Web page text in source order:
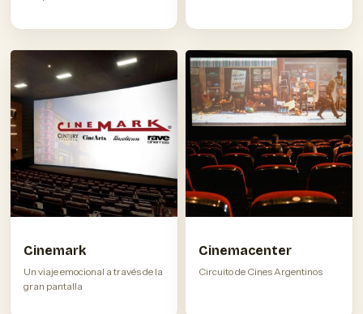
Cinemark
Un viaje emocional a través de la
gran pantalla
Cinemacenter
Circuito de Cines Argentinos